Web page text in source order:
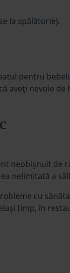
la spălătorie).
pentru
nevoie de
neobişnuit de
nelimitată a
cu
timp, în